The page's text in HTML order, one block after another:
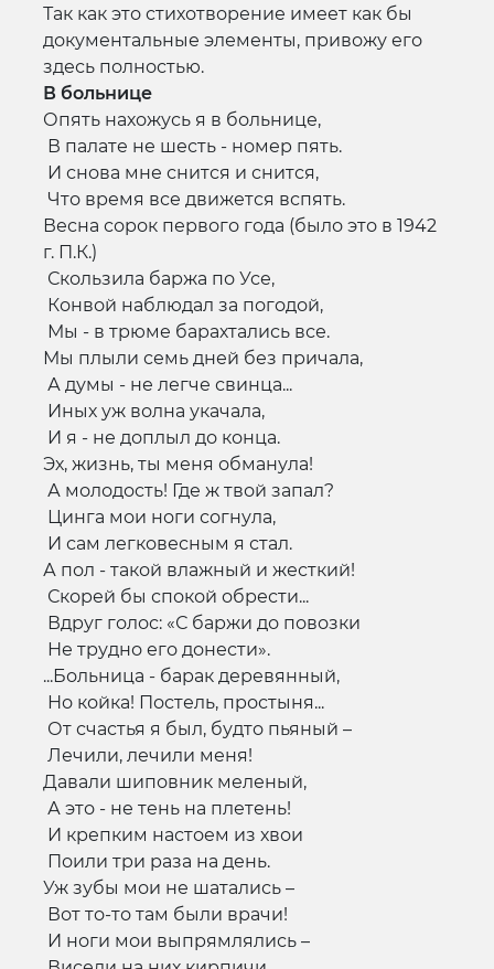
Так как это стихотворение имеет как бы
документальные элементы, привожу его
здесь полностью.
В больнице
Опять нахожусь я в больнице,
В палате не шесть - номер пять.
И снова мне снится и снится,
Что время все движется вспять.
Весна сорок первого года (было это в 1942
г. П.К.)
Скользила баржа по Усе,
Конвой наблюдал за погодой,
Мы - в трюме барахтались все.
Мы плыли семь дней без причала,
А думы - не легче свинца...
Иных уж волна укачала,
И я - не доплыл до конца.
Эх, жизнь, ты меня обманула!
А молодость! Где ж твой запал?
Цинга мои ноги согнула,
И сам легковесным я стал.
А пол - такой влажный и жесткий!
Скорей бы спокой обрести...
Вдруг голос: «С баржи до повозки
Не трудно его донести».
...Больница - барак деревянный,
Но койка! Постель, простыня...
От счастья я был, будто пьяный –
Лечили, лечили меня!
Давали шиповник меленый,
А это - не тень на плетень!
И крепким настоем из хвои
Поили три раза на день.
Уж зубы мои не шатались –
Вот то-то там были врачи!
И ноги мои выпрямлялись –